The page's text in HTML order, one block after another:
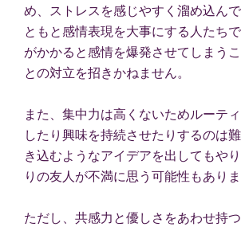
め、ストレスを感じやすく溜め込ん
ともと感情表現を大事にする人たち
がかかると感情を爆発させてしまう
との対立を招きかねません。
また、集中力は高くないためルーテ
したり興味を持続させたりするのは
き込むようなアイデアを出してもや
りの友人が不満に思う可能性もありま
ただし、共感力と優しさをあわせ持